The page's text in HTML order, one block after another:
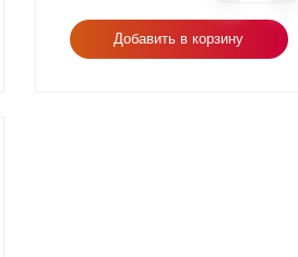
Добавить в корзину